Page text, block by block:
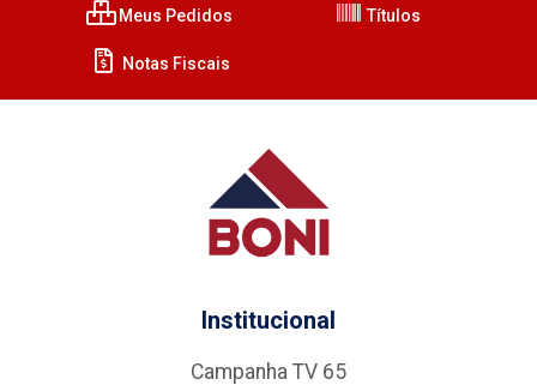
Meus Pedidos Títulos
Notas Fiscais
Institucional
Campanha TV 65